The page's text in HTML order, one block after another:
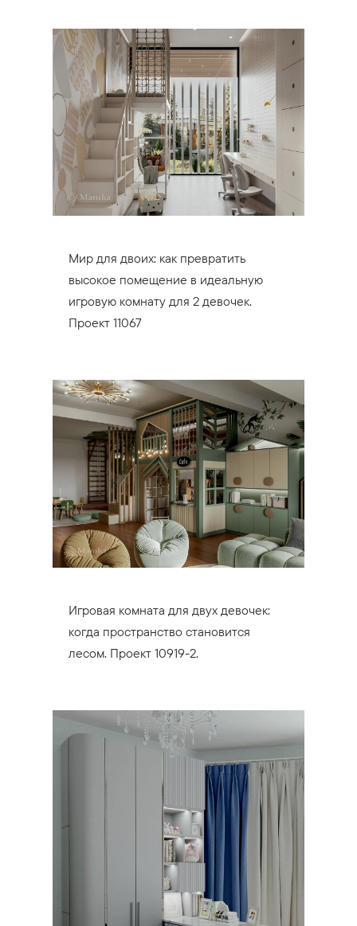
Мир для двоих: как превратить
высокое помещение в идеальную
игровую комнату для 2 девочек.
Проект 11067
Игровая комната для двух девочек:
когда пространство становится
лесом. Проект 10919-2.